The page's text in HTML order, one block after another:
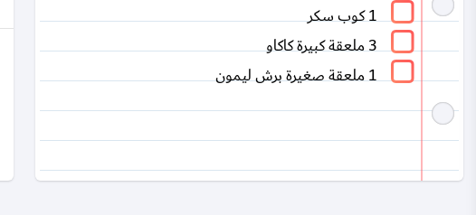
1 كوب سكر
3 ملعقة كبيرة كاكاو
1 ملعقة صغيرة برش ليمون